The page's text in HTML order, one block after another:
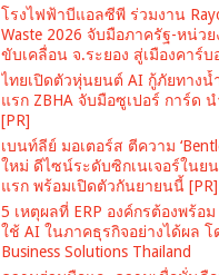
โรงไฟฟ้าบีแอลซีพี ร่วมงาน
Waste 2026 จับมือภาครัฐ-หน่ว
ขับเคลื่อน จ.ระยอง สู่เมืองคาร์บ
ไทยเปิดตัวหุ่นยนต์ AI กู้ภัยทางน้
แรก ZBHA จับมือซูเปอร์ การ์ด น
[PR]
เบนท์ลีย์ มอเตอร์ส ตีความ
ใหม่ ดีไซน์ระดับซิกเนเจอร์ในย
แรก พร้อมเปิดตัวกันยายนนี้ [PR]
5 เหตุผลที่ ERP องค์กรต้องพร้อ
ใช้ AI ในภาคธุรกิจอย่างได้ผล โ
Business Solutions Thailand